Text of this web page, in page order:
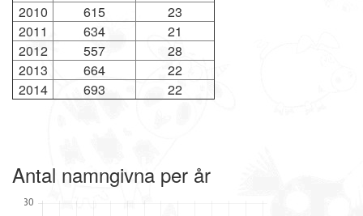
2010
615
23
2011
634
21
2012
557
28
2013
664
22
2014
693 22
Antal namngivna per år